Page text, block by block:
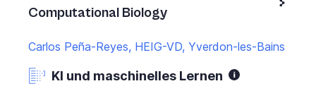
Computational Biology
Carlos Peña-Reyes, HEIG-VD, Yverdon-les-Bains
KI und maschinelles Lernen